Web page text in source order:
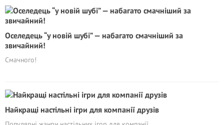
Оселедець “у новій шубі” — набагато смачніший за
звичайний!
Смачного!
Найкращі настільні ігри для компанії друзів